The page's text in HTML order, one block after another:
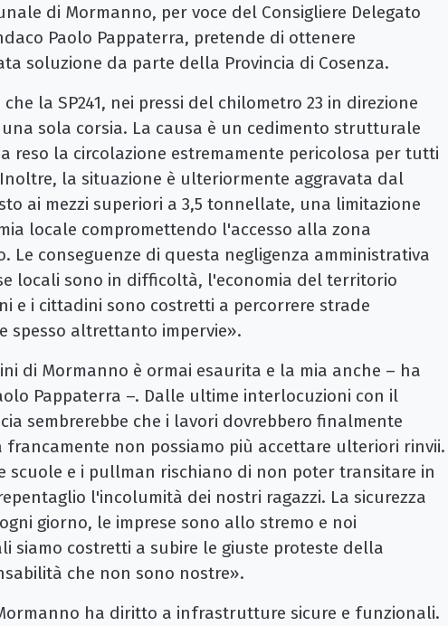
di Mormanno, per voce del Consigliere Delegato
Paolo Pappaterra, pretende di ottenere
soluzione da parte della Provincia di Cosenza.
la SP241, nei pressi del chilometro 23 in direzione
sola corsia. La causa è un cedimento strutturale
reso la circolazione estremamente pericolosa per tutti
la situazione è ulteriormente aggravata dal
ai mezzi superiori a 3,5 tonnellate, una limitazione
locale compromettendo l'accesso alla zona
Le conseguenze di questa negligenza amministrativa
locali sono in difficoltà, l'economia del territorio
e i cittadini sono costretti a percorrere strade
spesso altrettanto impervie».
di Mormanno è ormai esaurita e la mia anche – ha
Pappaterra –. Dalle ultime interlocuzioni con il
sembrerebbe che i lavori dovrebbero finalmente
francamente non possiamo più accettare ulteriori rinvii.
scuole e i pullman rischiano di non poter transitare in
l'incolumità dei nostri ragazzi. La sicurezza
giorno, le imprese sono allo stremo e noi
siamo costretti a subire le giuste proteste della
che non sono nostre».
ha diritto a infrastrutture sicure e funzionali.